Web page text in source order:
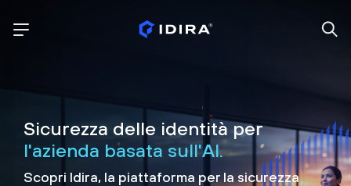
Sicurezza delle identità per
l'azienda basata sull'AI.
Scopri Idira, la piattaforma per la sicurezza